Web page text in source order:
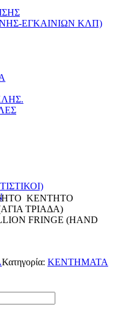
ΕΓΚΑΙΝΙΩΝ ΚΛΠ)
ΚΕΝΤHTΟ
ΤΡΙΑΔΑ)
FRINGE (HAND
Κατηγορία: ΚΕΝΤΗΜΑΤΑ